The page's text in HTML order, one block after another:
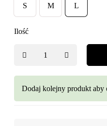
S M L
Ilość
Dodaj kolejny produkt aby